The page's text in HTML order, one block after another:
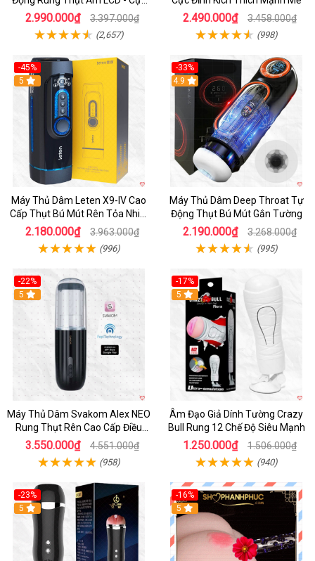
Phê
2.990.000₫ 3.397.000₫
(2,657)
2.490.000₫ 3.458.000₫
(998)
-45%
Hot
5
Máy Thủ Dâm Leten X9-IV Cao
Cấp Thụt Bú Mút Rên Tỏa Nhiệt
Sạc Pin
2.180.000₫ 3.963.000₫
(996)
-33%
Hot
4.9
Máy Thủ Dâm Deep Throat Tự
Động Thụt Bú Mút Gắn Tường
2.190.000₫ 3.268.000₫
(995)
-22%
5
Máy Thủ Dâm Svakom Alex NEO
Rung Thụt Rên Cao Cấp Điều
Khiển App
3.550.000₫ 4.551.000₫
(958)
-17%
5
Âm Đạo Giả Dính Tường Crazy
Bull Rung 12 Chế Độ Siêu Mạnh
1.250.000₫ 1.506.000₫
(940)
-23%
5
-16%
5